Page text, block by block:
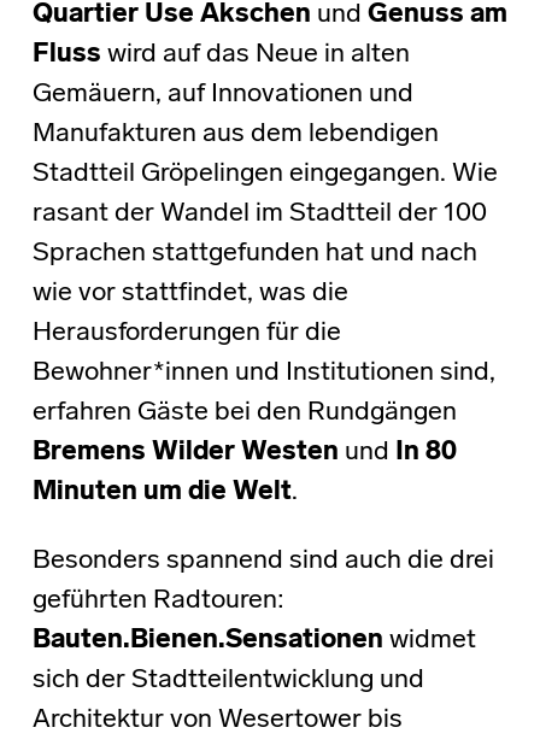
Quartier Use Akschen und Genuss am
Fluss wird auf das Neue in alten
Gemäuern, auf Innovationen und
Manufakturen aus dem lebendigen
Stadtteil Gröpelingen eingegangen. Wie
rasant der Wandel im Stadtteil der 100
Sprachen stattgefunden hat und nach
wie vor stattfindet, was die
Herausforderungen für die
Bewohner*innen und Institutionen sind,
erfahren Gäste bei den Rundgängen
Bremens Wilder Westen und In 80
Minuten um die Welt.
Besonders spannend sind auch die drei
geführten Radtouren:
Bauten.Bienen.Sensationen widmet
sich der Stadtteilentwicklung und
Architektur von Wesertower bis